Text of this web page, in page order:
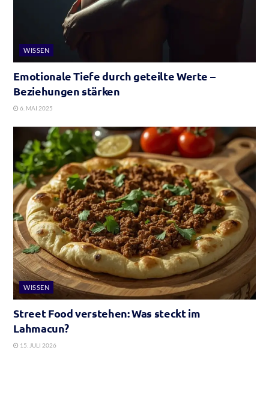
WISSEN
Emotionale Tiefe durch geteilte Werte –
Beziehungen stärken
6. MAI 2025
WISSEN
Street Food verstehen: Was steckt im
Lahmacun?
15. JULI 2026